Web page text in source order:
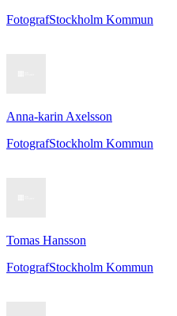
FotografStockholm Kommun
Anna-karin Axelsson
FotografStockholm Kommun
Tomas Hansson
FotografStockholm Kommun